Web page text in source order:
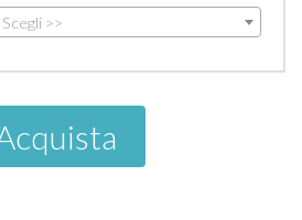
Scegli >>